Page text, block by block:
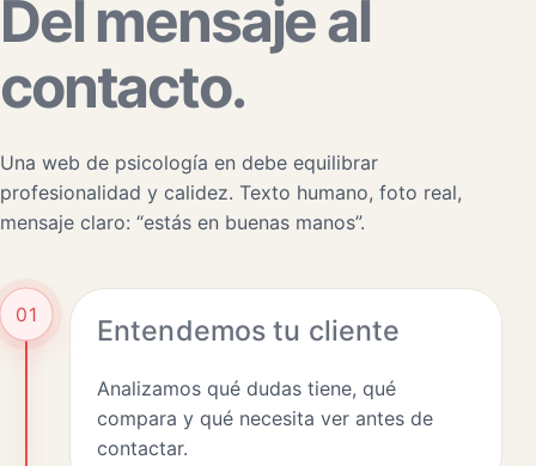
Del mensaje al
contacto.
Una web de psicología en debe equilibrar
profesionalidad y calidez. Texto humano, foto real,
mensaje claro: “estás en buenas manos”.
01 Entendemos tu cliente
Analizamos qué dudas tiene, qué
compara y qué necesita ver antes de
contactar.